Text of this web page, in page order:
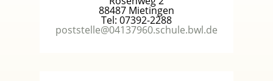
88487 Mietingen
Tel: 07392-2288
poststelle@04137960.schule.bwl.de